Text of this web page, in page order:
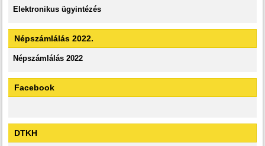
Elektronikus ügyintézés
Népszámlálás 2022.
Népszámlálás 2022
Facebook
DTKH